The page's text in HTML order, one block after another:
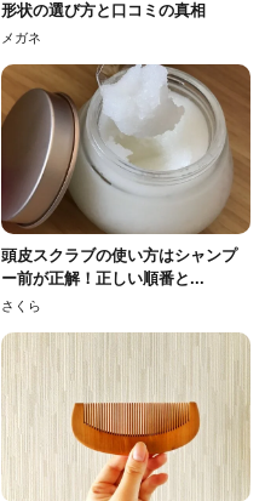
形状の選び方と口コミの真相
メガネ
頭皮スクラブの使い方はシャンプ
ー前が正解！正しい順番と...
さくら